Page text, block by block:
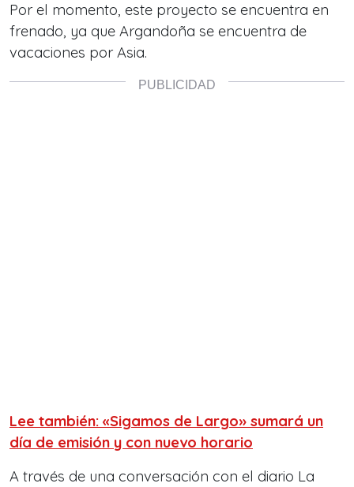
Por el momento, este proyecto se encuentra en
frenado, ya que Argandoña se encuentra de
vacaciones por Asia.
Lee también: «Sigamos de Largo» sumará un
día de emisión y con nuevo horario
A través de una conversación con el diario La